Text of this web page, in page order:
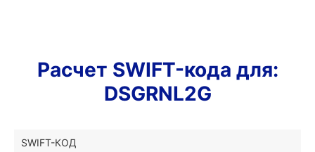
Расчет SWIFT-кода для:
DSGRNL2G
SWIFT-КОД